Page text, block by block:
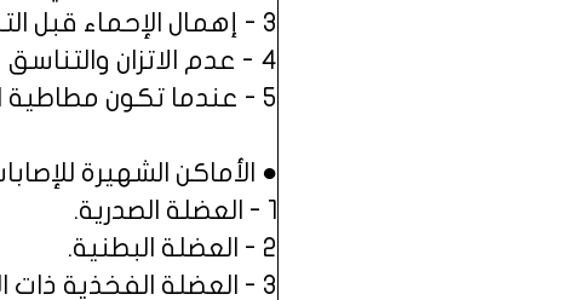
3 - إهمال الإحماء قبل التمارين.
4 - عدم الاتزان والتناسق في التدريب.
5 - عندما تكون مطاطية العضلات اقل من المستوى المطلوب.
● الأماكن الشهيرة
1 - العضلة الصدرية.
2 - العضلة البطنية.
3 - العضلة الفخذية ذات الأربعة رؤوس.